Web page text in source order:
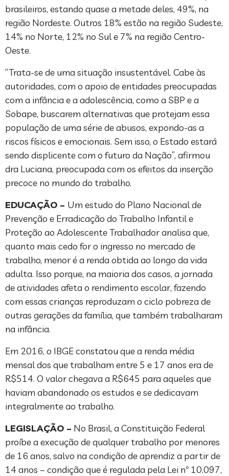
brasileiros, estando quase a metade deles, 49%, na
região Nordeste. Outros 18% estão na região Sudeste,
14% no Norte, 12% no Sul e 7% na região Centro-
Oeste.
“Trata-se de uma situação insustentável. Cabe às
autoridades, com o apoio de entidades preocupadas
com a infância e a adolescência, como a SBP e a
Sobape, buscarem alternativas que protejam essa
população de uma série de abusos, expondo-as a
riscos físicos e emocionais. Sem isso, o Estado estará
sendo displicente com o futuro da Nação”, afirmou
dra Luciana, preocupada com os efeitos da inserção
precoce no mundo do trabalho.
EDUCAÇÃO – Um estudo do Plano Nacional de
Prevenção e Erradicação do Trabalho Infantil e
Proteção ao Adolescente Trabalhador analisa que,
quanto mais cedo for o ingresso no mercado de
trabalho, menor é a renda obtida ao longo da vida
adulta. Isso porque, na maioria dos casos, a jornada
de atividades afeta o rendimento escolar, fazendo
com essas crianças reproduzam o ciclo pobreza de
outras gerações da família, que também trabalharam
na infância.
Em 2016, o IBGE constatou que a renda média
mensal dos que trabalham entre 5 e 17 anos era de
R$514. O valor chegava a R$645 para aqueles que
haviam abandonado os estudos e se dedicavam
integralmente ao trabalho.
LEGISLAÇÃO – No Brasil, a Constituição Federal
proíbe a execução de qualquer trabalho por menores
de 16 anos, salvo na condição de aprendiz a partir de
14 anos – condição que é regulada pela Lei nº 10.097,